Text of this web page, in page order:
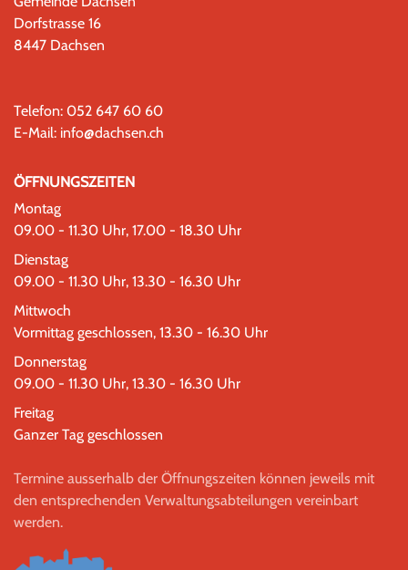
Dorfstrasse 16
8447 Dachsen
Telefon: 052 647 60 60
E-Mail: info@dachsen.ch
ÖFFNUNGSZEITEN
Montag
09.00 - 11.30 Uhr, 17.00 - 18.30 Uhr
Dienstag
09.00 - 11.30 Uhr, 13.30 - 16.30 Uhr
Mittwoch
Vormittag geschlossen, 13.30 - 16.30 Uhr
Donnerstag
09.00 - 11.30 Uhr, 13.30 - 16.30 Uhr
Freitag
Ganzer Tag geschlossen
Termine ausserhalb der Öffnungszeiten können jeweils mit
den entsprechenden Verwaltungsabteilungen vereinbart
werden.